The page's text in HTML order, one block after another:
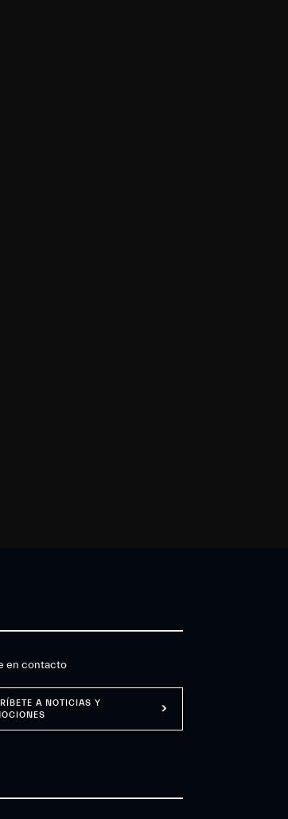
en contacto
A NOTICIAS Y